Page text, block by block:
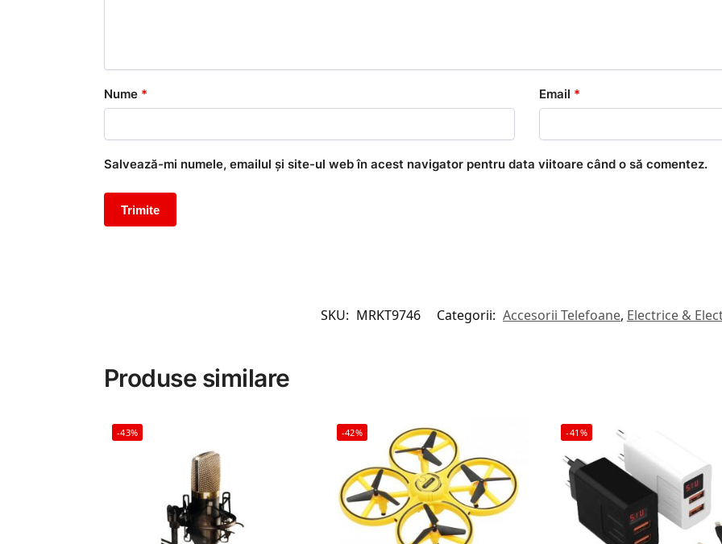
Nume * Email *
Salvează-mi numele, emailul și site-ul web în acest navigator pentru data viitoare când o să comentez.
SKU: MRKT9746 Categorii: Accesorii Telefoane, Electrice &
Produse similare
-43% -42% -41%